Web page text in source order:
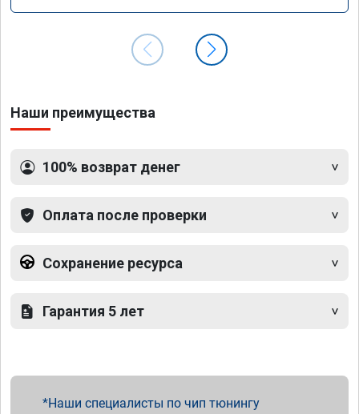
Наши преимущества
100% возврат денег
Оплата после проверки
Сохранение ресурса
Гарантия 5 лет
Наши специалисты по чип тюнингу